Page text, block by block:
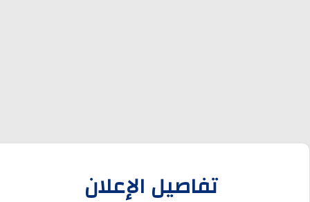
تفاصيل الإعلان